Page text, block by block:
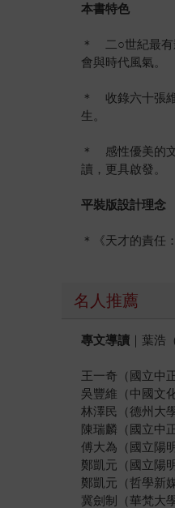
本書特色
＊ 二○世紀最有
會與時代風氣。
＊ 收錄六十張
生。
＊ 感性優美的
讀，更具啟發。
平裝版設計理念
＊《天才的責任
名人推薦
專文導讀 ｜葉浩
王一奇（國立中
吳豐維（中國文
林澤民（德州大
陳瑞麟（國立中
傅大為（國立陽
鄭凱元（國立陽
鄭凱元（哲學新
冀劍制（華梵大